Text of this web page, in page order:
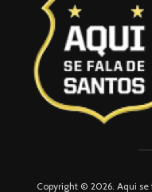
Copyright © 2026. Aqui